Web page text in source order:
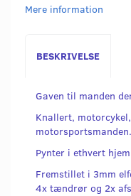
Mere information
BESKRIVELSE
Gaven til manden
Knallert,
Pynter i ethvert
Fremstillet i 3mm
4x tændrør og 2x